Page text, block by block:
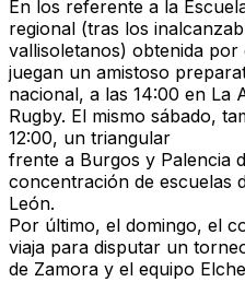
En los referente a la
regional (tras los
vallisoletanos) obtenida por
juegan un amistoso
nacional, a las 14:00 en La
Rugby. El mismo sábado,
12:00, un triangular
frente a Burgos y Palencia
concentración de escuelas
León.
Por último, el domingo, el
viaja para disputar un
de Zamora y el equipo